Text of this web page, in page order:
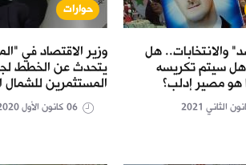
والانتخابات.. هل
سيتم تكريسه
هو مصير إدلب؟
حوارات
وزير الاقتصاد في
يتحدث عن الخطط
المستثمرين للشمال